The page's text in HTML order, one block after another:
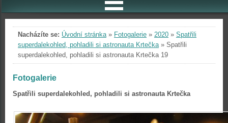
Nacházíte se: Úvodní stránka» Fotogalerie » 2020 » Spatřili
superdalekohled, pohladili si astronauta Krtečka» Spatřili
superdalekohled, pohladili si astronauta Krtečka 19
Fotogalerie
Spatřili superdalekohled, pohladili si astronauta Krtečka